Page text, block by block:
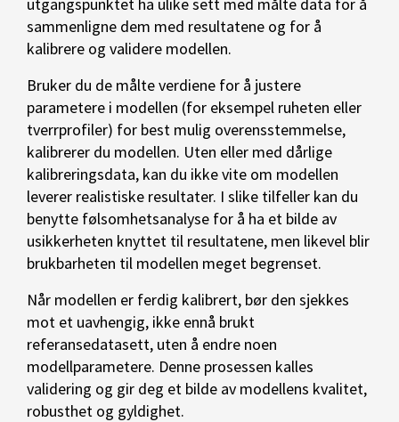
sammenligne dem med resultatene og for å
kalibrere og validere modellen.
Bruker du de målte verdiene for å justere
parametere i modellen (for eksempel ruheten eller
tverrprofiler) for best mulig overensstemmelse,
kalibrerer du modellen. Uten eller med dårlige
kalibreringsdata, kan du ikke vite om modellen
leverer realistiske resultater. I slike tilfeller kan du
benytte følsomhetsanalyse for å ha et bilde av
usikkerheten knyttet til resultatene, men likevel blir
brukbarheten til modellen meget begrenset.
Når modellen er ferdig kalibrert, bør den sjekkes
mot et uavhengig, ikke ennå brukt
referansedatasett, uten å endre noen
modellparametere. Denne prosessen kalles
validering og gir deg et bilde av modellens kvalitet,
robusthet og gyldighet.